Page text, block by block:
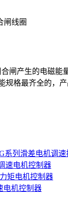
闸产生的电磁
格最齐全的，产
系列滑差电机调速
速电机控制器
矩电机控制器
电机控制器